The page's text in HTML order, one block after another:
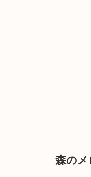
森のメ